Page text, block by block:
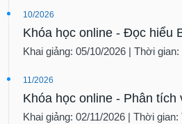
10/2026
Khóa học online - Đọc hiểu
Khai giảng: 05/10/2026 | Thời gian:
11/2026
Khóa học online - Phân
Khai giảng: 02/11/2026 | Thời gian: